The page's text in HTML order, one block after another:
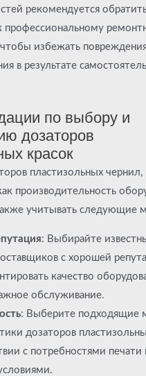
рекомендуется
чтобы избежать
в результате
по выбору и
дозаторов
красок
пластизольных
производительность
учитывать следующие
: Выбирайте
с хорошей
качество
обслуживание.
: Выберите подходящие
дозаторов
с потребностями печати